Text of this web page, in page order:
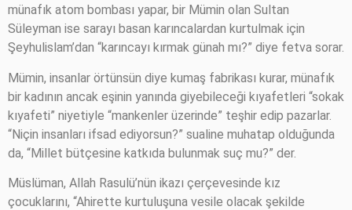
münafık atom bombası yapar, bir Mümin olan Sultan
Süleyman ise sarayı basan karıncalardan kurtulmak için
Şeyhulislam’dan “karıncayı kırmak günah mı?” diye fetva sorar.
Mümin, insanlar örtünsün diye kumaş fabrikası kurar, münafık
bir kadının ancak eşinin yanında giyebileceği kıyafetleri “sokak
kıyafeti” niyetiyle “mankenler üzerinde” teşhir edip pazarlar.
“Niçin insanları ifsad ediyorsun?” sualine muhatap olduğunda
da, “Millet bütçesine katkıda bulunmak suç mu?” der.
Müslüman, Allah Rasulü’nün ikazı çerçevesinde kız
çocuklarını, “Ahirette kurtuluşuna vesile olacak şekilde